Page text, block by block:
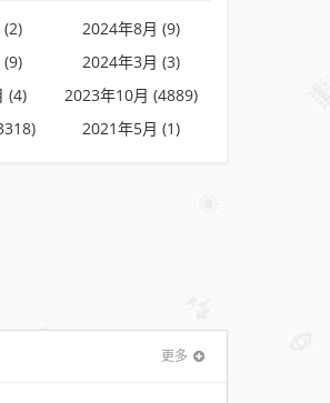
2024年8月 (9)
2024年3月 (3)
(4)
2023年10月 (4889)
2021年5月 (1)
更多